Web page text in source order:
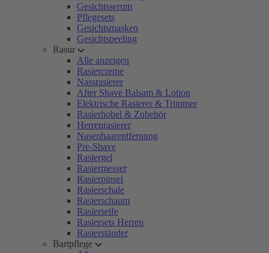
Gesichtsserum
Pflegesets
Gesichtsmasken
Gesichtspeeling
Rasur
Alle anzeigen
Rasiercreme
Nassrasierer
After Shave Balsam & Lotion
Elektrische Rasierer & Trimmer
Rasierhobel & Zubehör
Herrenrasierer
Nasenhaarentfernung
Pre-Shave
Rasiergel
Rasiermesser
Rasierpinsel
Rasierschale
Rasierschaum
Rasierseife
Rasiersets Herren
Rasierständer
Bartpflege